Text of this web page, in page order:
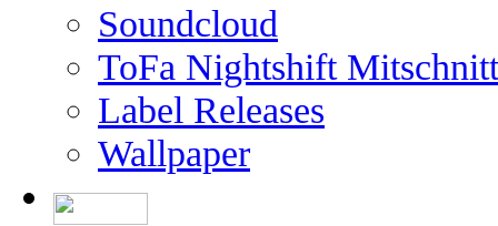
Soundcloud
ToFa Nightshift
Label Releases
Wallpaper